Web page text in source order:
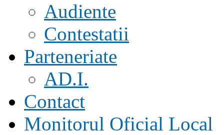
Audiente
Contestatii
Parteneriate
AD.I.
Contact
Monitorul Oficial Local